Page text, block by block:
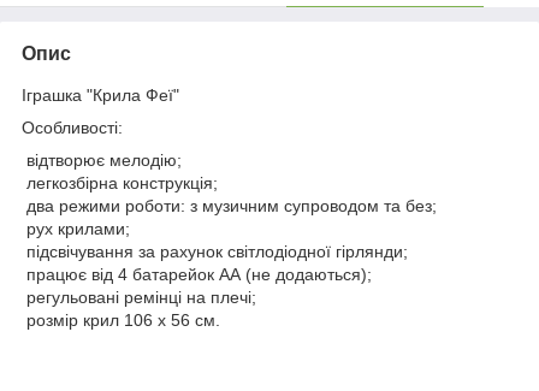
Опис
Іграшка "Крила Феї"
Особливості:
відтворює мелодію;
легкозбірна конструкція;
два режими роботи: з музичним супроводом та без;
рух крилами;
підсвічування за рахунок світлодіодної гірлянди;
працює від 4 батарейок АА (не додаються);
регульовані ремінці на плечі;
розмір крил 106 х 56 см.